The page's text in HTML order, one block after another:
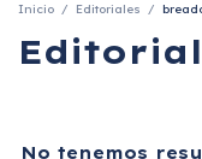
Inicio / Editoriales /
No tenemos